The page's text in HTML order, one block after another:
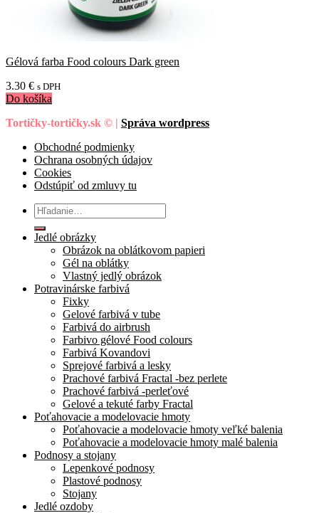
Gélová farba Food colours Dark green
3.30 € s DPH
Do košíka
Tortičky-tortičky.sk © | Správa wordpress
Obchodné podmienky
Ochrana osobných údajov
Cookies
Odstúpiť od zmluvy tu
Hľadať:
Jedlé obrázky
Obrázok na oblátkovom papieri
Gél na oblátky
Vlastný jedlý obrázok
Potravinárske farbivá
Fixky
Gelové farbivá v tube
Farbivá do airbrush
Farbivo gélové Food colours
Farbivá Kovandovi
Sprejové farbivá a lesky
Prachové farbivá Fractal -bez perlete
Prachové farbivá -perleťové
Gelové a tekuté farby Fractal
Poťahovacie a modelovacie hmoty
Poťahovacie a modelovacie hmoty veľké balenia
Poťahovacie a modelovacie hmoty malé balenia
Podnosy a stojany
Lepenkové podnosy
Plastové podnosy
Stojany
Jedlé ozdoby